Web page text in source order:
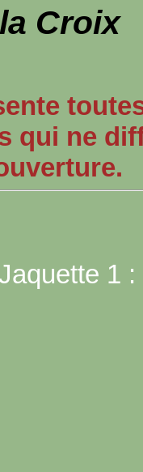
Croix
qui ne
1 :